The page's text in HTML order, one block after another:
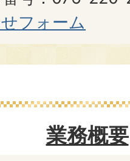
フォーム
業務概要